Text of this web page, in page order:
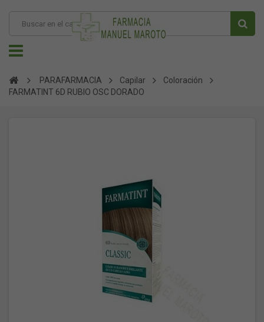
PARAFARMACIA Capilar
Coloración
FARMATINT 6D RUBIO OSC DORADO